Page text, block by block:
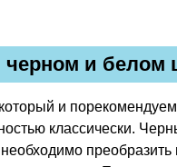
и белом
и
классически.